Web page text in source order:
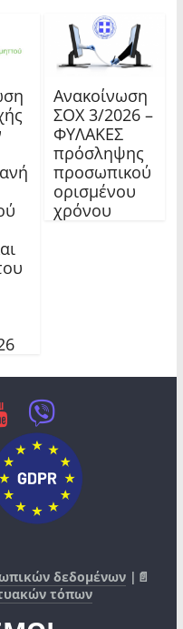
Ανακοίνωση
ΣΟΧ 3/2026 –
ΦΥΛΑΚΕΣ
πρόσληψης
προσωπικού
ορισμένου
χρόνου
δεδομένων |📄
τόπων